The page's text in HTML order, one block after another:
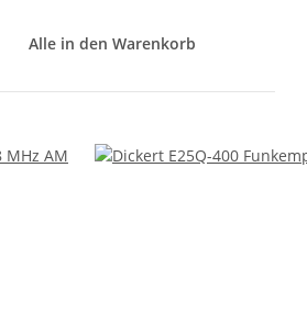
Alle in den Warenkorb